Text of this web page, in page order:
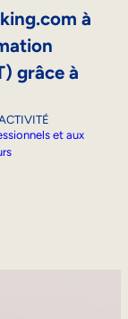
à
grâce à
et aux